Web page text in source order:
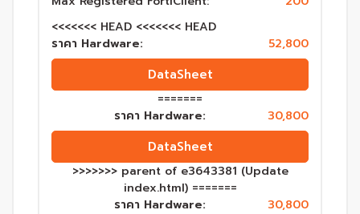
<<<<<<< HEAD <<<<<<< HEAD
ราคา Hardware:
52,800
DataSheet
=======
ราคา Hardware:
30,800
DataSheet
>>>>>>> parent of e3643381 (Update
index.html) =======
ราคา Hardware:
30,800